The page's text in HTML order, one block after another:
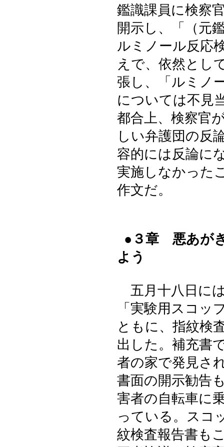
鑑識課員に検察
開示し、「（元
ルミノール反応
えで、依然とし
張し、「ルミノ
については不見
都合上、検察官
しい弁護団の反
容的には反論に
実施しなかった
作文だ。
●３章 悪あが
よう
五月十八日に
「実験用スコッ
ともに、指紋検
出した。補充書
者の家で発見さ
書面の開示勧告
害者の自転車に
っている。スコ
紋検査報告書も